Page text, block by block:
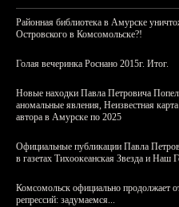
Районная библиотека в Амурске
Островского в Комсомольске?!
Голая вечеринка Роснано 2015г. Итог.
Новые находки Павла Петровича
аномальные явления, Неизвестная
автора в Амурске по 2025
Официальные публикации Павла
в газетах Тихоокеанская Звезда и Наш
Комсомольск официально продолжает
репрессий: задумаемся...